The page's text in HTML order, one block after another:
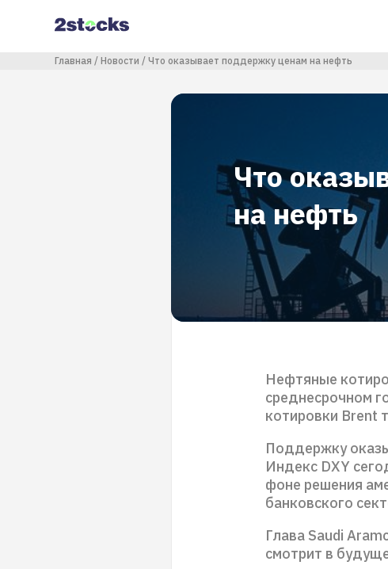
содержанию
Строка навигации
Главная Новости Что оказывает поддержку ценам на нефть
Что
на нефть
Нефтяные
среднесрочном
котировки Brent
Поддержку
Индекс DXY
фоне решения
банковского
Глава Saudi
смотрит в